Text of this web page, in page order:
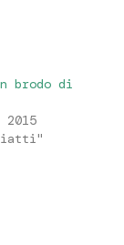
brodo di
2015